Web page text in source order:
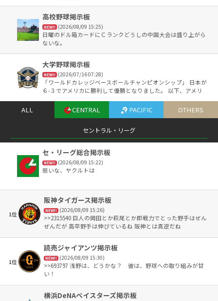
高校野球掲示板
NEW!! (2026/08/09 15:25)
日曜のドル箱カードにＣランクどうしの中国大会は盛り上がら
ないな。
大学野球掲示板
NEW!! (2026/07/16 07:28)
「ワールドカレッジベースボールチャンピオンシップ」 日本が
６-３でアメリカに勝利して優勝となりました。 以下、アメリ
れました。
ALL CENTRAL PACIFIC OTHERS
セントラル・リーグ
セ・リーグ総合掲示板
NEW!! (2026/08/09 15:22)
弱いな、ヤクルトは
1位
阪神タイガース掲示板
NEW!! (2026/08/09 15:26)
>>2315540 巨人の岡田とか萩尾とか即戦力でとった野手はぜん
ぜんだが 高卒野手は伸びているね 阪神とは真逆だね
1位
読売ジャイアンツ掲示板
NEW!! (2026/08/09 15:30)
>>693797 浅野は、どうかな？ 彼は、野球への取り組みが甘
い！
横浜DeNAベイスターズ掲示板